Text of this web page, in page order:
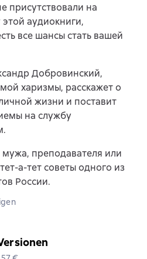
присутствовали на
аудиокниги,
все шансы стать вашей
Добровинский,
харизмы, расскажет о
жизни и поставит
на службу
преподавателя или
а-тет советы одного из
России.